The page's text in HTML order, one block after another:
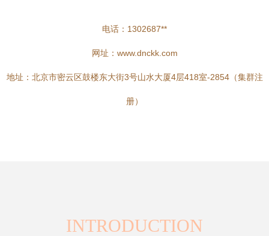
电话：1302687**
网址： www.dnckk.com
地址：北京市密云区鼓楼东大街3号山水大厦4层418室-2854（集群注
册）
INTRODUCTION